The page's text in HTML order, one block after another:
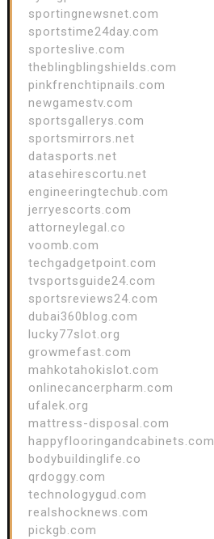
sportingnewsnet.com
sportstime24day.com
sporteslive.com
theblingblingshields.com
pinkfrenchtipnails.com
newgamestv.com
sportsgallerys.com
sportsmirrors.net
datasports.net
atasehirescortu.net
engineeringtechub.com
jerryescorts.com
attorneylegal.co
voomb.com
techgadgetpoint.com
tvsportsguide24.com
sportsreviews24.com
dubai360blog.com
lucky77slot.org
growmefast.com
mahkotahokislot.com
onlinecancerpharm.com
ufalek.org
mattress-disposal.com
happyflooringandcabinets.com
bodybuildinglife.co
qrdoggy.com
technologygud.com
realshocknews.com
pickgb.com